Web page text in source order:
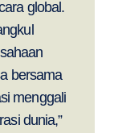
global.
bersama
menggali
dunia,”